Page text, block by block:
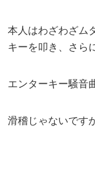
本人はわざわざム
キーを叩き、さら
エンターキー騒音
滑稽じゃないです